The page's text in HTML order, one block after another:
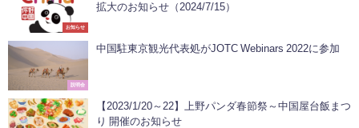
お知らせ
拡大のお知らせ（2024/7/15）
説明会
中国駐東京観光代表処がJOTC Webinars 2022に参加
【2023/1/20～22】上野パンダ春節祭～中国屋台飯まつ
り 開催のお知らせ